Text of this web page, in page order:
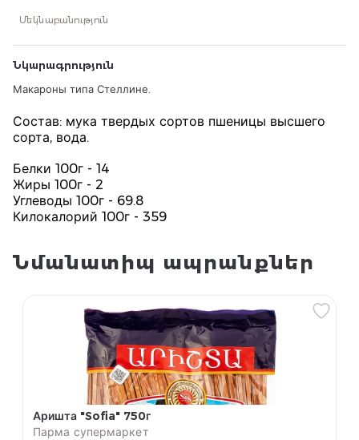
Մեկնաբանություն
Նկարագրություն
Макароны типа Стеллине.
Состав: мука твердых сортов пшеницы высшего
сорта, вода.
Белки 100г - 14
Жиры 100г - 2
Углеводы 100г - 69.8
Килокалорий 100г - 359
Նմանատիպ ապրանքներ
Аришта "Sofia" 750г
Парма супермаркет